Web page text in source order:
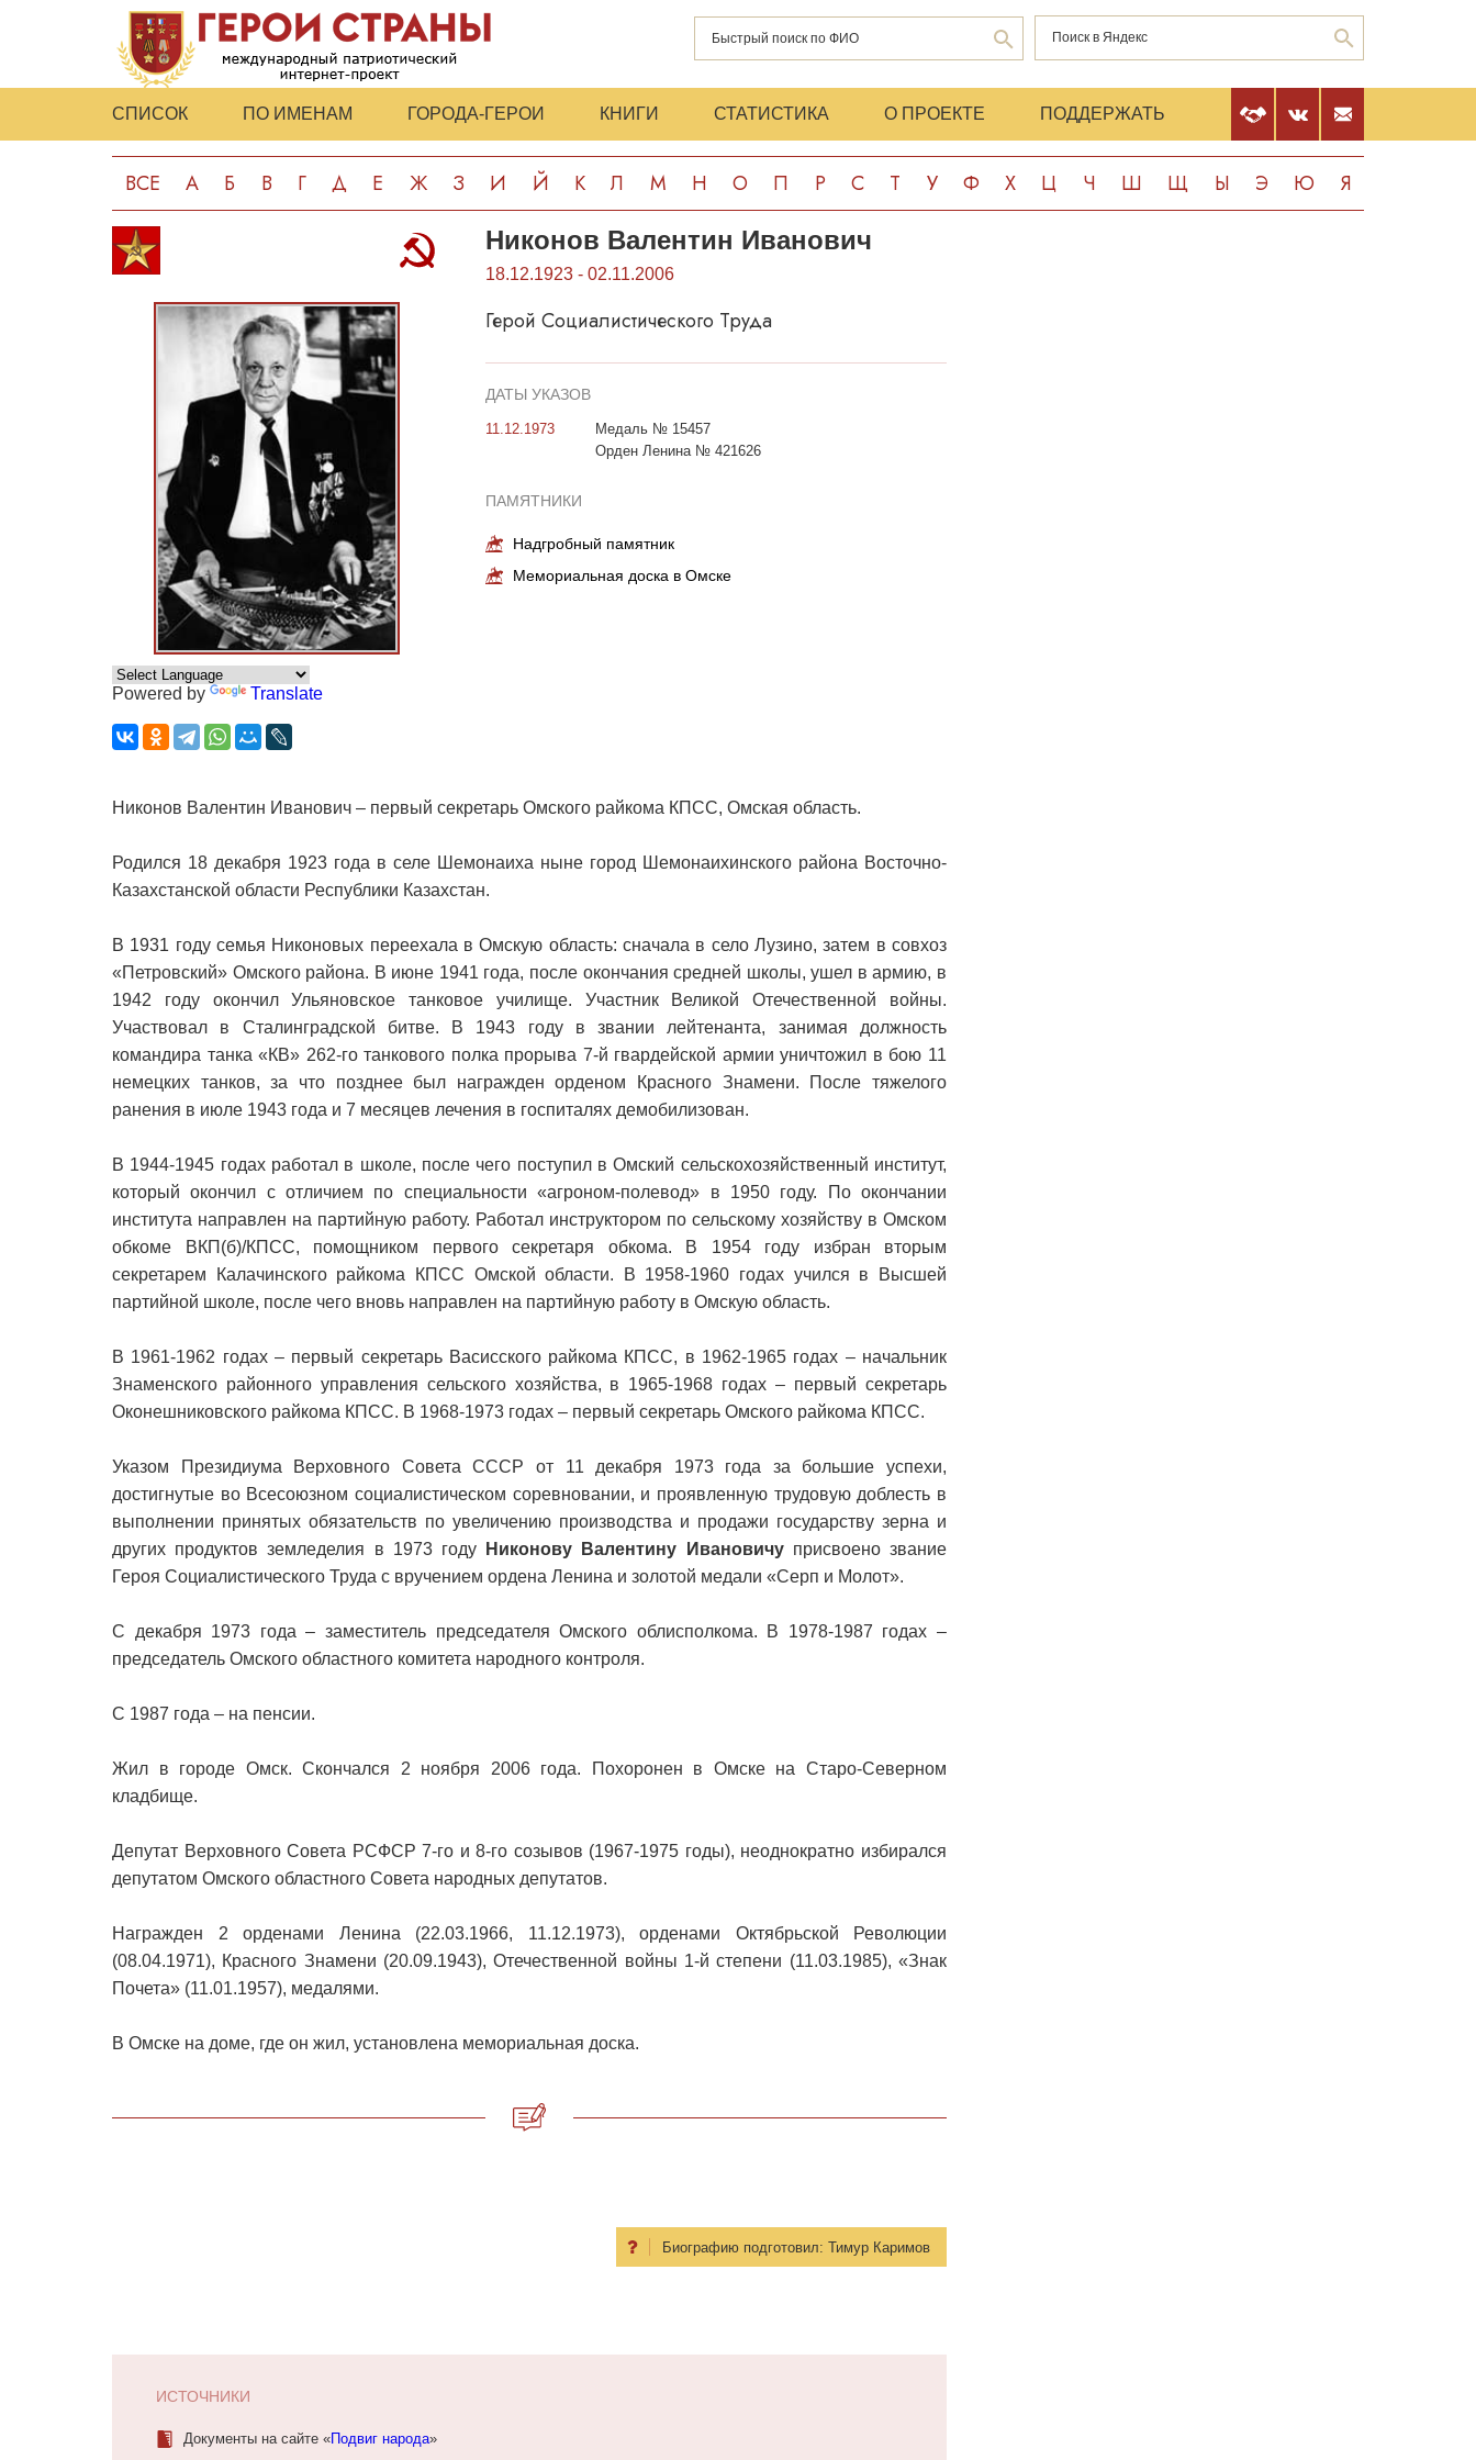
СПИСОК ПО ИМЕНАМ ГОРОДА-ГЕРОИ КНИГИ СТАТИСТИКА О ПРОЕКТЕ ПОДДЕРЖАТЬ
ВСЕ А Б В Г Д Е Ж З И Й К Л М Н О П Р С Т У Ф Х Ц Ч Ш Щ Ы Э Ю Я
Powered by Translate
Никонов Валентин Иванович
18.12.1923 - 02.11.2006
Герой Социалистического Труда
ДАТЫ УКАЗОВ
11.12.1973
Медаль № 15457
Орден Ленина № 421626
ПАМЯТНИКИ
Надгробный памятник
Мемориальная доска в Омске
Никонов Валентин Иванович – первый секретарь Омского райкома КПСС, Омская область.
Родился 18 декабря 1923 года в селе Шемонаиха ныне город Шемонаихинского района Восточно-
Казахстанской области Республики Казахстан.
В 1931 году семья Никоновых переехала в Омскую область: сначала в село Лузино, затем в совхоз
«Петровский» Омского района. В июне 1941 года, после окончания средней школы, ушел в армию, в
1942 году окончил Ульяновское танковое училище. Участник Великой Отечественной войны.
Участвовал в Сталинградской битве. В 1943 году в звании лейтенанта, занимая должность
командира танка «КВ» 262-го танкового полка прорыва 7-й гвардейской армии уничтожил в бою 11
немецких танков, за что позднее был награжден орденом Красного Знамени. После тяжелого
ранения в июле 1943 года и 7 месяцев лечения в госпиталях демобилизован.
В 1944-1945 годах работал в школе, после чего поступил в Омский сельскохозяйственный институт,
который окончил с отличием по специальности «агроном-полевод» в 1950 году. По окончании
института направлен на партийную работу. Работал инструктором по сельскому хозяйству в Омском
обкоме ВКП(б)/КПСС, помощником первого секретаря обкома. В 1954 году избран вторым
секретарем Калачинского райкома КПСС Омской области. В 1958-1960 годах учился в Высшей
партийной школе, после чего вновь направлен на партийную работу в Омскую область.
В 1961-1962 годах – первый секретарь Васисского райкома КПСС, в 1962-1965 годах – начальник
Знаменского районного управления сельского хозяйства, в 1965-1968 годах – первый секретарь
Оконешниковского райкома КПСС. В 1968-1973 годах – первый секретарь Омского райкома КПСС.
Указом Президиума Верховного Совета СССР от 11 декабря 1973 года за большие успехи,
достигнутые во Всесоюзном социалистическом соревновании, и проявленную трудовую доблесть в
выполнении принятых обязательств по увеличению производства и продажи государству зерна и
других продуктов земледелия в 1973 году
Никонову Валентину Ивановичу присвоено звание
Героя Социалистического Труда с вручением ордена Ленина и золотой медали «Серп и Молот».
С декабря 1973 года – заместитель председателя Омского облисполкома. В 1978-1987 годах –
председатель Омского областного комитета народного контроля.
С 1987 года – на пенсии.
Жил в городе Омск. Скончался 2 ноября 2006 года. Похоронен в Омске на Старо-Северном
кладбище.
Депутат Верховного Совета РСФСР 7-го и 8-го созывов (1967-1975 годы), неоднократно избирался
депутатом Омского областного Совета народных депутатов.
Награжден 2 орденами Ленина (22.03.1966, 11.12.1973), орденами Октябрьской Революции
(08.04.1971), Красного Знамени (20.09.1943), Отечественной войны 1-й степени (11.03.1985), «Знак
Почета» (11.01.1957), медалями.
В Омске на доме, где он жил, установлена мемориальная доска.
Биографию подготовил: Тимур Каримов
ИСТОЧНИКИ
Документы на сайте «Подвиг народа»